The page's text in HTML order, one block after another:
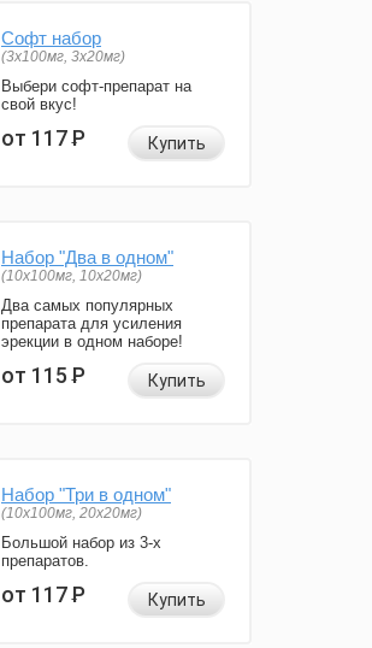
Софт набор
(3x100мг, 3x20мг)
Выбери софт-препарат на
свой вкус!
от 117Р Купить
Набор "Два в одном"
(10x100мг, 10x20мг)
Два самых популярных
препарата для усиления
эрекции в одном наборе!
от 115Р Купить
Набор "Три в одном"
(10x100мг, 20x20мг)
Большой набор из 3-х
препаратов.
от 117Р Купить